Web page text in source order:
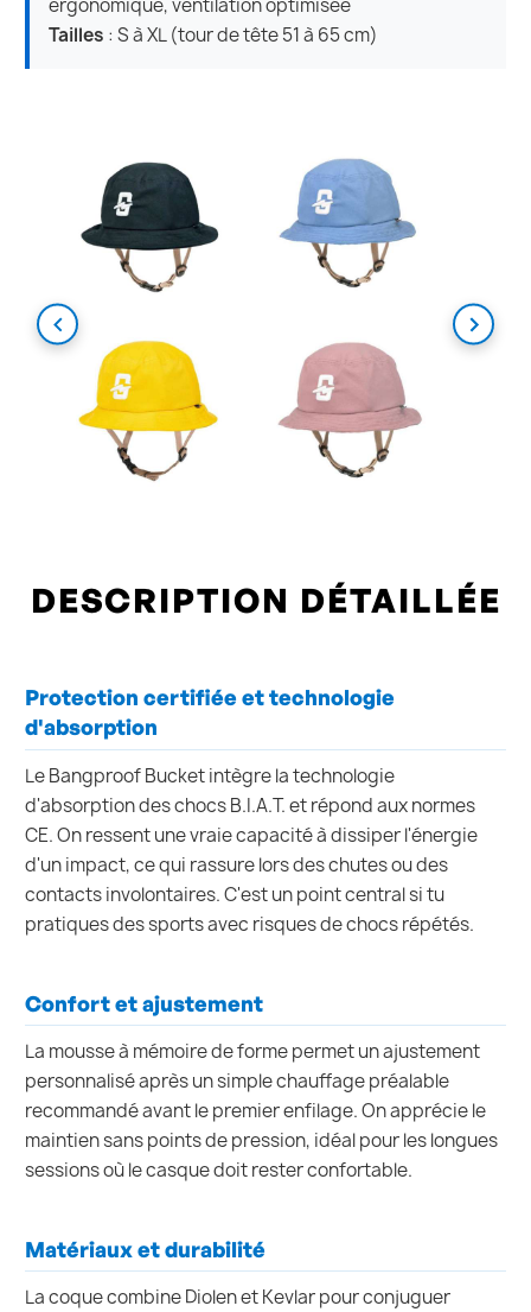
ergonomique, ventilation optimisée
Tailles : S à XL (tour de tête 51 à 65 cm)
DESCRIPTION DÉTAILLÉE
Protection certifiée et technologie
d'absorption
Le Bangproof Bucket intègre la technologie
d'absorption des chocs B.I.A.T. et répond aux normes
CE. On ressent une vraie capacité à dissiper l'énergie
d'un impact, ce qui rassure lors des chutes ou des
contacts involontaires. C'est un point central si tu
pratiques des sports avec risques de chocs répétés.
Confort et ajustement
La mousse à mémoire de forme permet un ajustement
personnalisé après un simple chauffage préalable
recommandé avant le premier enfilage. On apprécie le
maintien sans points de pression, idéal pour les longues
sessions où le casque doit rester confortable.
Matériaux et durabilité
La coque combine Diolen et Kevlar pour conjuguer